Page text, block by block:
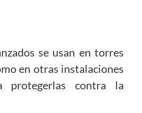
se usan en torres
en otras instalaciones
protegerlas contra la